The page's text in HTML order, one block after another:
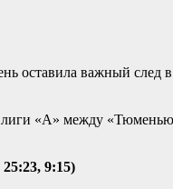
оставила важный след
«А» между
9:15)